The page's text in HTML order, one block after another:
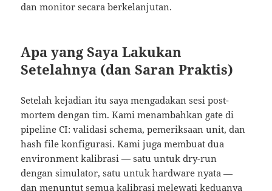
dan monitor secara berkelanjutan.
Apa yang Saya Lakukan
Setelahnya (dan Saran Praktis)
Setelah kejadian itu saya mengadakan sesi post-
mortem dengan tim. Kami menambahkan gate di
pipeline CI: validasi schema, pemeriksaan unit, dan
hash file konfigurasi. Kami juga membuat dua
environment kalibrasi — satu untuk dry-run
dengan simulator, satu untuk hardware nyata —
dan menuntut semua kalibrasi melewati keduanya